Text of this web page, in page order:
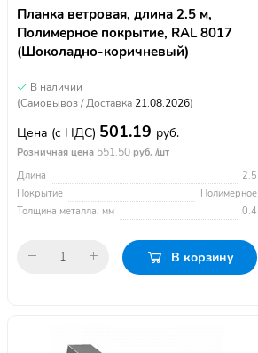
Планка ветровая, длина 2.5 м,
Полимерное покрытие, RAL 8017
(Шоколадно-коричневый)
В наличии
(Самовывоз / Доставка 21.08.2026)
Цена (с НДС) 501.19 руб.
Розничная цена 551.50 руб. /шт
Длина
2.5
Покрытие
Полимерное
Толщина металла, мм
0.4
В корзину